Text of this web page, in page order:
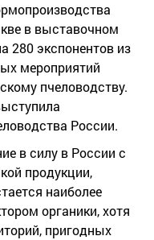
в выставочном
280 экспонентов из
мероприятий
пчеловодству.
России.
в силу в России с
продукции,
наиболее
органики, хотя
пригодных